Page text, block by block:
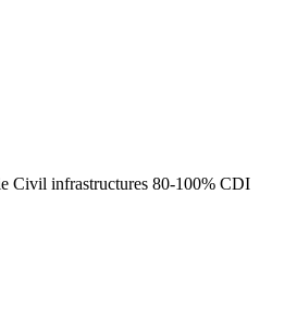
Civil infrastructures 80-100% CDI